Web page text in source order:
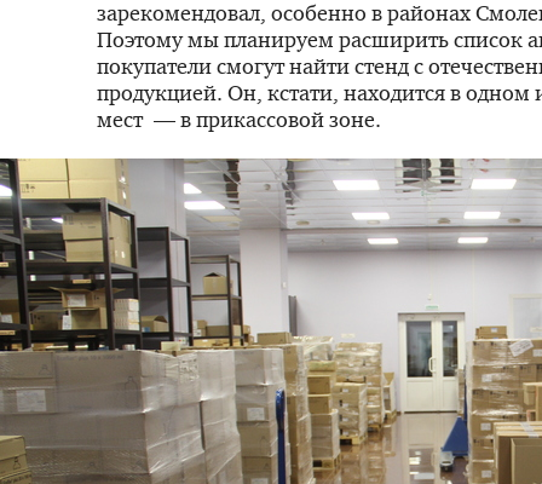
зарекомендовал, особенно в районах
Поэтому мы планируем расширить список
покупатели смогут найти стенд с
продукцией. Он, кстати, находится в одном
мест — в прикассовой зоне.